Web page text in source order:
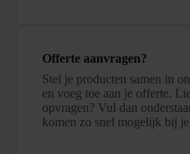
Offerte aanvragen?
Stel je producten samen in
en voeg toe aan je offerte.
opvragen? Vul dan
komen zo snel mogelijk bij